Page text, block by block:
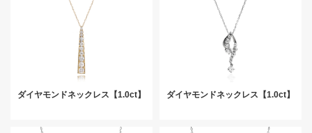
ダイヤモンドネックレス【1.0ct】 ダイヤモンドネックレス【1.0ct】